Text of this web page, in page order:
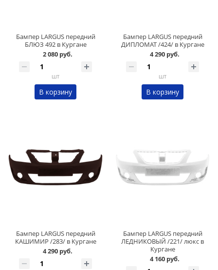
Бампер LARGUS передний
БЛЮЗ 492 в Кургане
2 080 руб.
шт
В корзину
Бампер LARGUS передний
ДИПЛОМАТ /424/ в Кургане
4 290 руб.
шт
В корзину
Бампер LARGUS передний
КАШИМИР /283/ в Кургане
4 290 руб.
Бампер LARGUS передний
ЛЕДНИКОВЫЙ /221/ люкс в
Кургане
4 160 руб.